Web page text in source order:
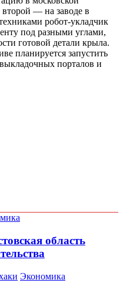
— на заводе в
робот-укладчик
под разными углами,
готовой детали крыла.
планируется запустить
порталов и
область
Экономика